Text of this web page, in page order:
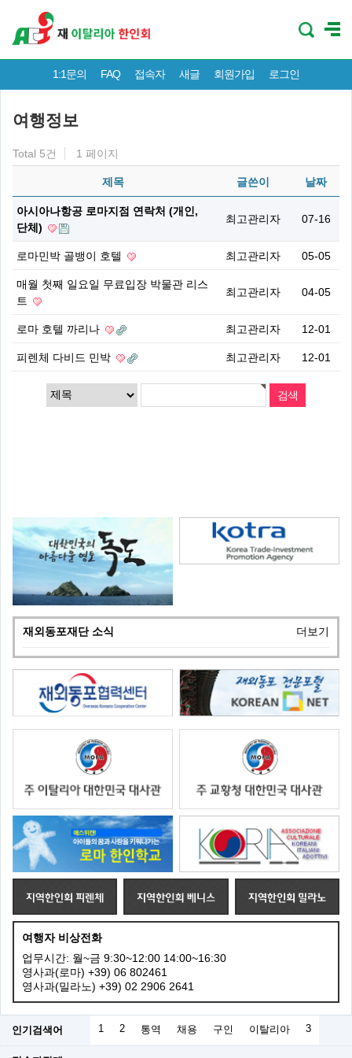
1:1문의 FAQ 접속자 새글 회원가입 로그인
여행정보
Total 5건 1 페이지
제목 글쓴이 날짜
아시아나항공 로마지점 연락처 (개인,
단체)
최고관리자 07-16
로마민박 골뱅이 호텔 최고관리자 05-05
매월 첫째 일요일 무료입장 박물관 리스
트
최고관리자 04-05
로마 호텔 까리나 최고관리자 12-01
피렌체 다비드 민박 최고관리자 12-01
재외동포재단 소식 더보기
여행자 비상전화
업무시간: 월~금 9:30~12:00 14:00~16:30
영사과(로마) +39) 06 802461
영사과(밀라노) +39) 02 2906 2641
인기검색어 1 2 통역 채용 구인 이탈리아 3